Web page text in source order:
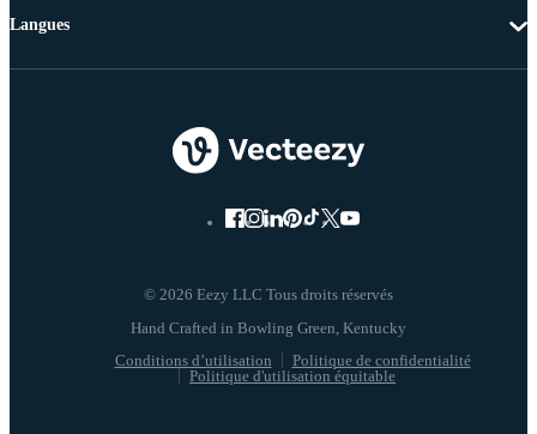
© 2026 Eezy LLC Tous droits réservés
Conditions d’utilisation
Politique de confidentialité
Politique d'utilisation équitable
Langues